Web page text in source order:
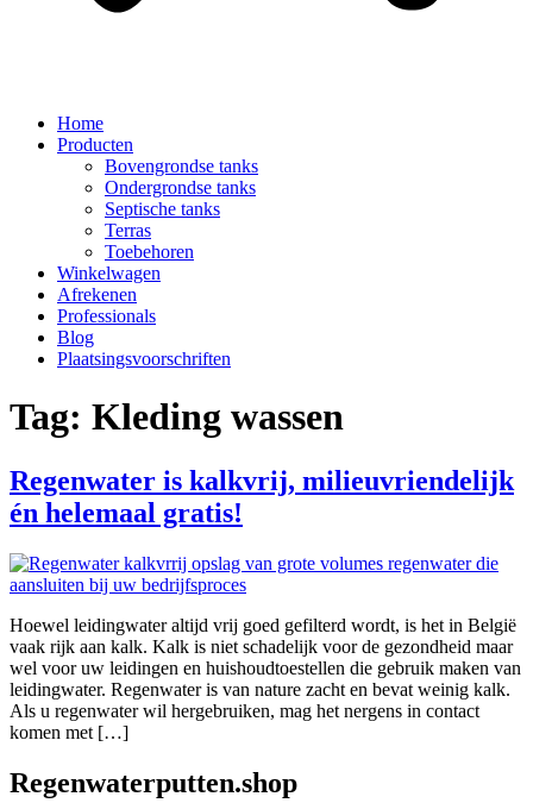
Home
Producten
Bovengrondse tanks
Ondergrondse tanks
Septische tanks
Terras
Toebehoren
Winkelwagen
Afrekenen
Professionals
Blog
Plaatsingsvoorschriften
Tag: Kleding wassen
Regenwater is kalkvrij, milieuvriendelijk
én helemaal gratis!
Hoewel leidingwater altijd vrij goed gefilterd wordt, is het in België
vaak rijk aan kalk. Kalk is niet schadelijk voor de gezondheid maar
wel voor uw leidingen en huishoudtoestellen die gebruik maken van
leidingwater. Regenwater is van nature zacht en bevat weinig kalk.
Als u regenwater wil hergebruiken, mag het nergens in contact
komen met […]
Regenwaterputten.shop